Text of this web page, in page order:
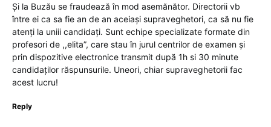
Și la Buzău se fraudează în mod asemănător. Directorii vb
între ei ca sa fie an de an aceiași supraveghetori, ca să nu fie
atenți la uniii candidați. Sunt echipe specializate formate din
profesori de ,,elita”, care stau în jurul centrilor de examen și
prin dispozitive electronice transmit după 1h si 30 minute
candidaților răspunsurile. Uneori, chiar supraveghetorii fac
acest lucru!
Reply